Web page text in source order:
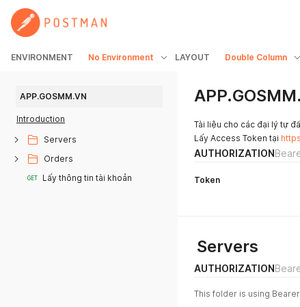
ENVIRONMENT No Environment LAYOUT Double Column
APP.GOSMM.VN
Introduction
Servers
Orders
GET Lấy thông tin tài khoản
Tài liệu cho các đại lý tự
Lấy Access Token tại
AUTHORIZATION
Token
Servers
AUTHORIZATION
This folder is using